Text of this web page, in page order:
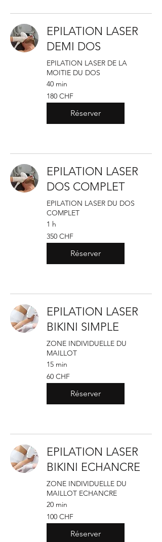
EPILATION LASER
DEMI DOS
EPILATION LASER DE LA
MOITIE DU DOS
40 min
180
francs
suisses
180 CHF
Réserver
EPILATION LASER
DOS COMPLET
EPILATION LASER DU DOS
COMPLET
1 h
350
francs
suisses
350 CHF
Réserver
EPILATION LASER
BIKINI SIMPLE
ZONE INDIVIDUELLE DU
MAILLOT
15 min
60
francs
suisses
60 CHF
Réserver
EPILATION LASER
BIKINI ECHANCRE
ZONE INDIVIDUELLE DU
MAILLOT ECHANCRE
20 min
100
francs
suisses
100 CHF
Réserver